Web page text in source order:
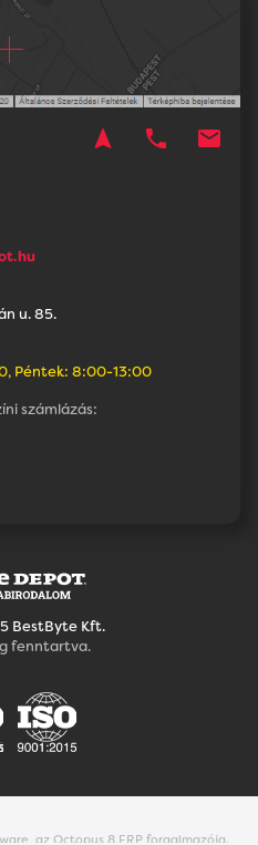
BestByte Kft.
fenntartva.
navigation phone mail
u. 85.
Péntek: 8:00-13:00
számlázás:
az Octopus 8 ERP forgalmazója.